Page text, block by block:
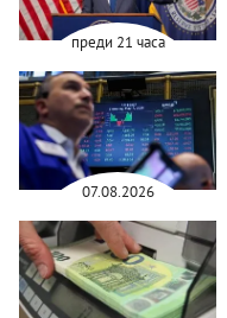
преди 21 часа
07.08.2026